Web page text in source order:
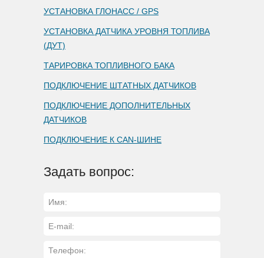
УСТАНОВКА ГЛОНАСС / GPS
УСТАНОВКА ДАТЧИКА УРОВНЯ ТОПЛИВА
(ДУТ)
ТАРИРОВКА ТОПЛИВНОГО БАКА
ПОДКЛЮЧЕНИЕ ШТАТНЫХ ДАТЧИКОВ
ПОДКЛЮЧЕНИЕ ДОПОЛНИТЕЛЬНЫХ
ДАТЧИКОВ
ПОДКЛЮЧЕНИЕ К CAN-ШИНЕ
Задать вопрос: